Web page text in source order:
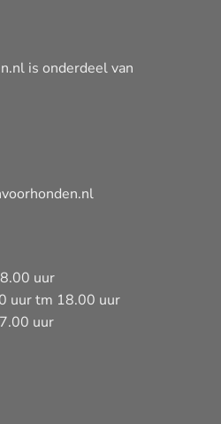
is onderdeel van
uur
uur tm 18.00 uur
uur